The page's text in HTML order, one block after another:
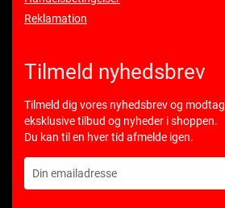
Reklamation
Tilmeld nyhedsbrev
Tilmeld dig vores nyhedsbrev og modtag
eksklusive tilbud og nyheder i shoppen.
Du kan til en hver tid afmelde igen.